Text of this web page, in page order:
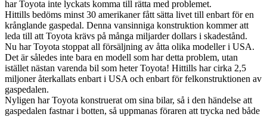
har Toyota inte lyckats komma till rätta med problemet.
Hittills bedöms minst 30 amerikaner fått sätta livet till enbart för en
krånglande gaspedal. Denna vansinniga konstruktion kommer att
leda till att Toyota krävs på många miljarder dollars i skadestånd.
Nu har Toyota stoppat all försäljning av åtta olika modeller i USA.
Det är således inte bara en modell som har detta problem, utan
istället nästan varenda bil som heter Toyota! Hittills har cirka 2,5
miljoner återkallats enbart i USA och enbart för felkonstruktionen av
gaspedalen.
Nyligen har Toyota konstruerat om sina bilar, så i den händelse att
gaspedalen fastnar i botten, så uppmanas föraren att trycka ned både